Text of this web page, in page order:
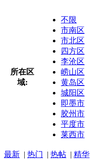
所在区
域:
不限
市南区
市北区
四方区
李沧区
崂山区
黄岛区
城阳区
即墨市
胶州市
平度市
莱西市
最新 | 热门 | 热帖 | 精华